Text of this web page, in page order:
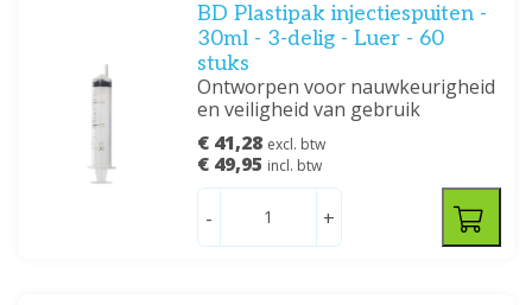
BD Plastipak injectiespuiten -
30ml - 3-delig - Luer - 60
stuks
Ontworpen voor nauwkeurigheid
en veiligheid van gebruik
€ 41,28 excl. btw
€ 49,95 incl. btw
- +